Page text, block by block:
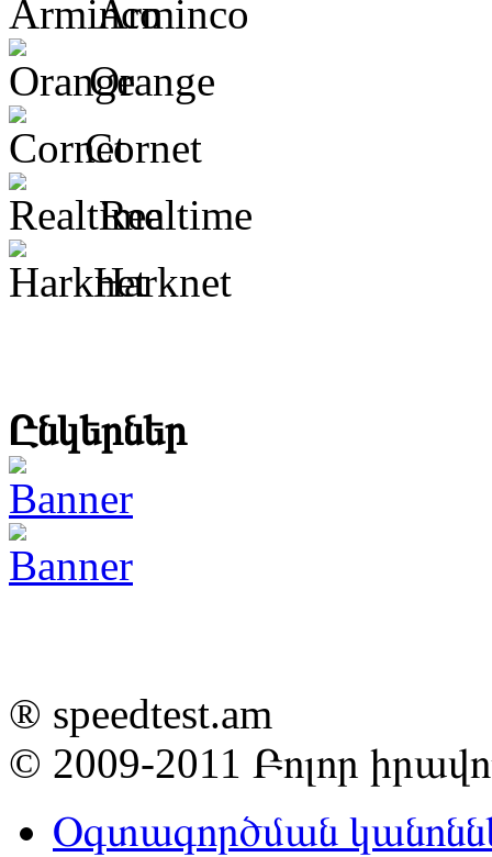
Arminco
Orange
Cornet
Realtime
Harknet
Ընկերներ
® speedtest.am
© 2009-2011 Բոլոր
Օգտագործման